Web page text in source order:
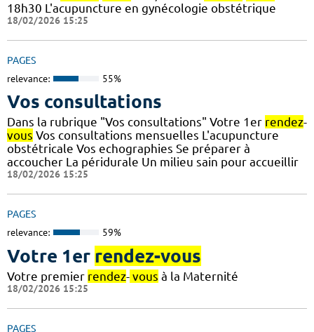
18h30 L'acupuncture en gynécologie obstétrique
18/02/2026 15:25
PAGES
relevance: 55%
Vos consultations
Dans la rubrique "Vos consultations" Votre 1er rendez-
vous Vos consultations mensuelles L'acupuncture
obstétricale Vos echographies Se préparer à
accoucher La péridurale Un milieu sain pour accueillir
18/02/2026 15:25
PAGES
relevance: 59%
Votre 1er rendez-vous
Votre premier rendez- vous à la Maternité
18/02/2026 15:25
PAGES